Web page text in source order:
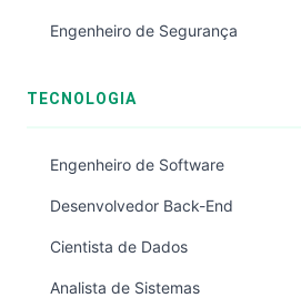
Engenheiro de Segurança
TECNOLOGIA
Engenheiro de Software
Desenvolvedor Back-End
Cientista de Dados
Analista de Sistemas